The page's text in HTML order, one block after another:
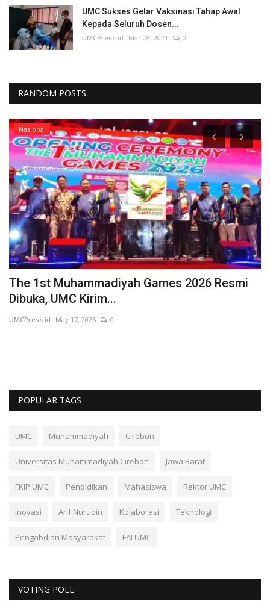
UMC Sukses Gelar Vaksinasi Tahap Awal
Kepada Seluruh Dosen...
UMCPress.id Mar 28, 2021 0
RANDOM POSTS
Nasional
The 1st Muhammadiyah Games 2026 Resmi
Dibuka, UMC Kirim...
UMCPress.id May 17, 2026 0
POPULAR TAGS
UMC Muhammadiyah Cirebon
Universitas Muhammadiyah Cirebon Jawa Barat
FKIP UMC Pendidikan Mahasiswa Rektor UMC
Inovasi Arif Nurudin Kolaborasi Teknologi
Pengabdian Masyarakat FAI UMC
VOTING POLL